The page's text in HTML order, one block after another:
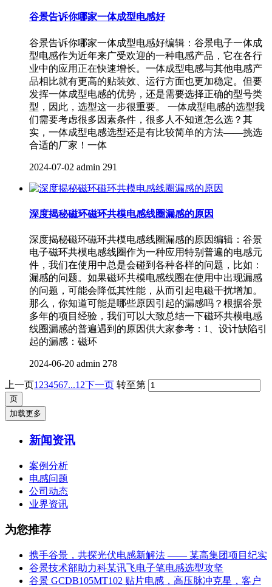
谷景告诉你哪家一体成型电感好
谷景告诉你哪家一体成型电感好编辑：谷景电子一体成
型电感作为近年来广受欢迎的一种电感产品，它在各行
业中的应用正在快速增长。一体成型电感与其他电感产
品相比就有更高的贴装效、运行方面也更加稳定。但要
发挥一体成型电感的优势，还是需要选择正确的型号类
型，因此，选型这一步很重要。 一体成型电感的选型我
们需要考虑很多因素条件，很多人不知道怎么选？其
实，一体成型电感选型还是有比较简单的方法——挑选
合适的厂家！一体
2024-07-02 admin 291
深度揭秘磁环磁环共模电感线圈漏感的原因
深度揭秘磁环磁环共模电感线圈漏感的原因编辑：谷景
电子磁环共模电感线圈作为一种应用特别普遍的电感元
件，我们在使用中总是会碰到各种各样的问题，比如：
漏感的问题。如果磁环共模电感线圈在使用中出现漏感
的问题，可能会降低其性能，从而引起电磁干扰增加。
那么，你知道可能是哪些原因引起的漏感吗？根据谷景
多年的项目经验，我们可以大致总结一下磁环共模电感
线圈漏感的普遍遇到的原因供大家参考：1、设计缺陷引
起的漏感：磁环
2024-06-20 admin 278
上一页1 234567...12下一页 转至第
加载更多
新闻资讯
案例分析
电感问题
公司动态
业界资讯
为您推荐
携手谷景，共探光伏电感新解法 —— 某高集团项目纪实
谷景技术部助力科某讯飞电子笔电感选型攻坚
谷景 GCDB105MT102 贴片电感，高压脉冲克星，客户